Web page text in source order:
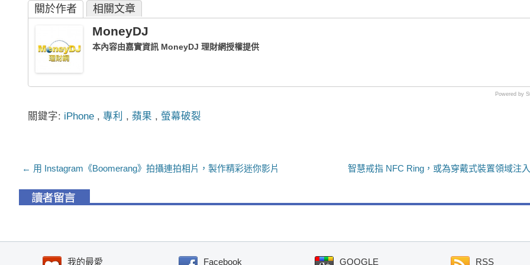
關於作者 相關文章
MoneyDJ
本內容由嘉實資訊 MoneyDJ 理財網授權提供
Powered by
關鍵字: iPhone , 專利 , 蘋果 , 螢幕破裂
文章導航列
← 用 Instagram《Boomerang》拍攝連拍相片，製作精彩迷你影片 智慧戒指 NFC Ring，或為穿戴式裝置領域注
我的最愛 Facebook GOOGLE RSS